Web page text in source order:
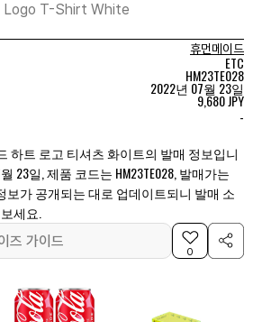
Logo T-Shirt White
휴먼메이드
ETC
HM23TE028
2022년 07월 23일
9,680 JPY
-
하트 로고 티셔츠 화이트의 발매 정보입니
23일, 제품 코드는 HM23TE028, 발매가는
보가 공개되는 대로 업데이트되니 발매 소
세요.
즈 가이드
0